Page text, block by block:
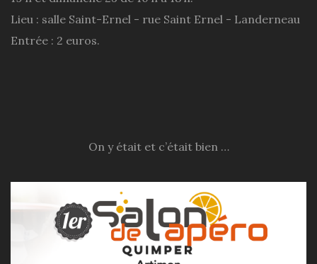
Lieu : salle Saint-Ernel - rue Saint Ernel - Landerneau
Entrée : 2 euros.
On y était et c’était bien …